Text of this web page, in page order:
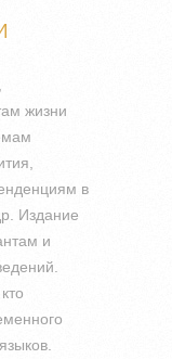
жизни
в
Издание
и